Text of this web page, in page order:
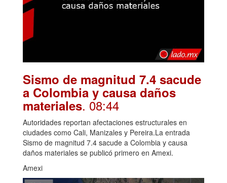
Sismo de magnitud 7.4 sacude
a Colombia y causa daños
materiales. 08:44
Autoridades reportan afectaciones estructurales en
ciudades como Cali, Manizales y Pereira.La entrada
Sismo de magnitud 7.4 sacude a Colombia y causa
daños materiales se publicó primero en Amexi.
Amexi